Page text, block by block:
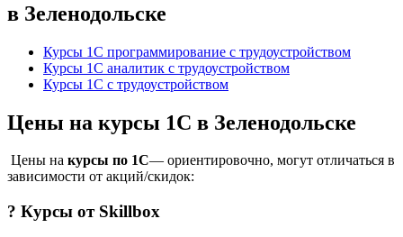
в Зеленодольске
Курсы 1С программирование с трудоустройством
Курсы 1С аналитик с трудоустройством
Курсы 1С с трудоустройством
Цены на курсы 1С в Зеленодольске
Цены на курсы по 1С— ориентировочно, могут отличаться в
зависимости от акций/скидок:
? Курсы от Skillbox